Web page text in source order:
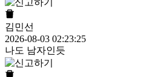
김민선
2026-08-03 02:23:25
나도 남자인듯